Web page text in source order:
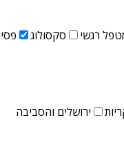
רגשי סקסולוג
ירושלים והסביבה